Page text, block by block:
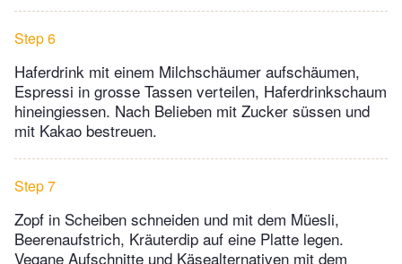
Step 6
Haferdrink mit einem Milchschäumer aufschäumen,
Espressi in grosse Tassen verteilen, Haferdrinkschaum
hineingiessen. Nach Belieben mit Zucker süssen und
mit Kakao bestreuen.
Step 7
Zopf in Scheiben schneiden und mit dem Müesli,
Beerenaufstrich, Kräuterdip auf eine Platte legen.
Vegane Aufschnitte und Käsealternativen mit dem